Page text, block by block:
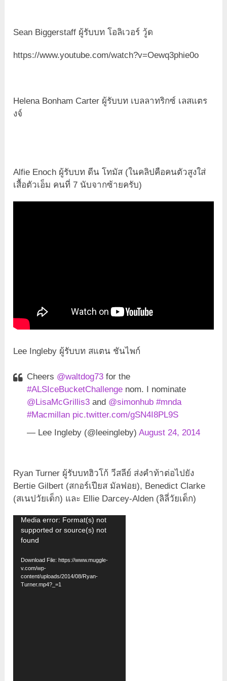
Sean Biggerstaff ผู้รับบท โอลิเวอร์ วู้ด
https://www.youtube.com/watch?v=Oewq3phie0o
Helena Bonham Carter ผู้รับบท เบลลาทริกซ์ เลสแตร
งจ์
Alfie Enoch ผู้รับบท ดีน โทมัส (ในคลิปคือคนตัวสูงใส่
เสื้อตัวเอ็ม คนที่ 7 นับจากซ้ายครับ)
Lee Ingleby ผู้รับบท สแตน ชันไพก์
Cheers @waltdog73 for the
#ALSIceBucketChallenge nom. I nominate
@LisaMcGrillis3 and @simonhub #mnda
#Macmillan pic.twitter.com/gSN4I8PL9S
— Lee Ingleby (@leeingleby)August 24, 2014
Ryan Turner ผู้รับบทฮิวโก้ วีสลีย์ ส่งคำท้าต่อไปยัง
Bertie Gilbert (สกอร์เปียส มัลฟอย), Benedict Clarke
(สเนปวัยเด็ก) และ Ellie Darcey-Alden (ลิลี่วัยเด็ก)
Video
Player
Media error: Format(s) not
supported or source(s) not
found
Download File: https://www.muggle-
v.com/wp-
content/uploads/2014/08/Ryan-
Turner.mp4?_=1